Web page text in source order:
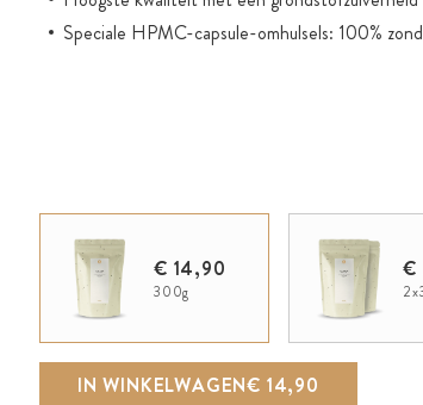
Speciale HPMC-capsule-omhulsels: 100%
€ 14,90
300g
€
IN WINKELWAGEN€ 14,90